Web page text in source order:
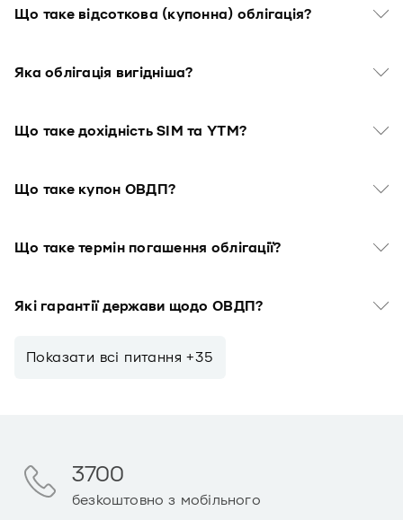
Що таке відсоткова (купонна) облігація?
Яка облігація вигідніша?
Що таке дохідність SIM та YTM?
Що таке купон ОВДП?
Що таке термін погашення облігації?
Які гарантії держави щодо ОВДП?
Показати всi питання +35
3700
безкоштовно з мобільного